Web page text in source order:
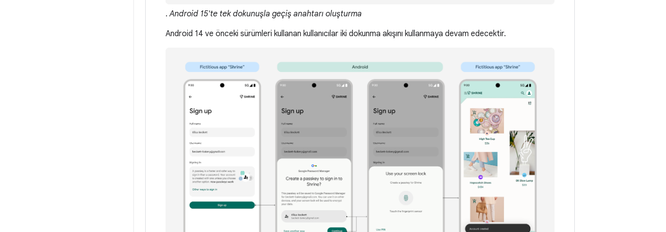
.Android 15'te tek dokunuşla geçiş anahtarı oluşturma
Android 14 ve önceki sürümleri kullanan kullanıcılar iki dokunma akışını kullanmaya devam edecektir.